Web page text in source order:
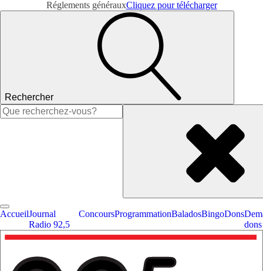
Réglements générauxCliquez pour télécharger
Rechercher
Rechercher :
AccueilJournal
Radio 92,5
ConcoursProgrammationBaladosBingoDons
dons